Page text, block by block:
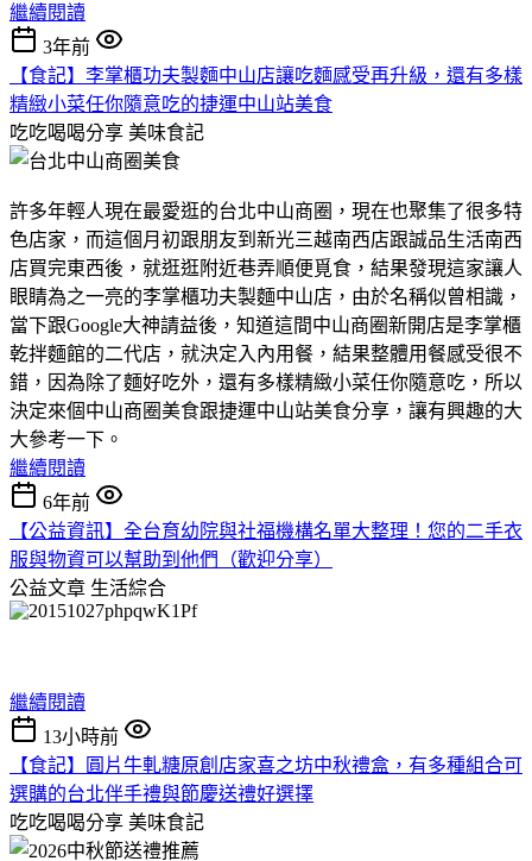
繼續閱讀
3年前
【食記】李掌櫃功夫製麵中山店讓吃麵感受再升級，還有多樣
精緻小菜任你隨意吃的捷運中山站美食
吃吃喝喝分享 美味食記
許多年輕人現在最愛逛的台北中山商圈，現在也聚集了很多特
色店家，而這個月初跟朋友到新光三越南西店跟誠品生活南西
店買完東西後，就逛逛附近巷弄順便覓食，結果發現這家讓人
眼睛為之一亮的李掌櫃功夫製麵中山店，由於名稱似曾相識，
當下跟Google大神請益後，知道這間中山商圈新開店是李掌櫃
乾拌麵館的二代店，就決定入內用餐，結果整體用餐感受很不
錯，因為除了麵好吃外，還有多樣精緻小菜任你隨意吃，所以
決定來個中山商圈美食跟捷運中山站美食分享，讓有興趣的大
大參考一下。
繼續閱讀
6年前
【公益資訊】全台育幼院與社福機構名單大整理！您的二手衣
服與物資可以幫助到他們（歡迎分享）
公益文章 生活綜合
繼續閱讀
13小時前
【食記】圓片牛軋糖原創店家喜之坊中秋禮盒，有多種組合可
選購的台北伴手禮與節慶送禮好選擇
吃吃喝喝分享 美味食記